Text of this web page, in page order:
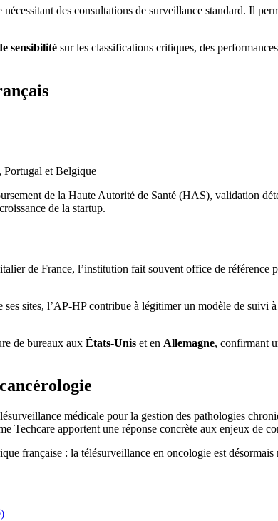
des consultations de surveillance standard. Il
sensibilité sur les classifications critiques, des
Portugal et Belgique
de la Haute Autorité de Santé (HAS), validation
de la startup.
de France, l’institution fait souvent office de
sites, l’AP-HP contribue à légitimer un modèle de suivi
de bureaux aux États-Unis et en Allemagne, confirmant
médicale pour la gestion des pathologies
Techcare apportent une réponse concrète aux enjeux de
française : la télésurveillance en oncologie est